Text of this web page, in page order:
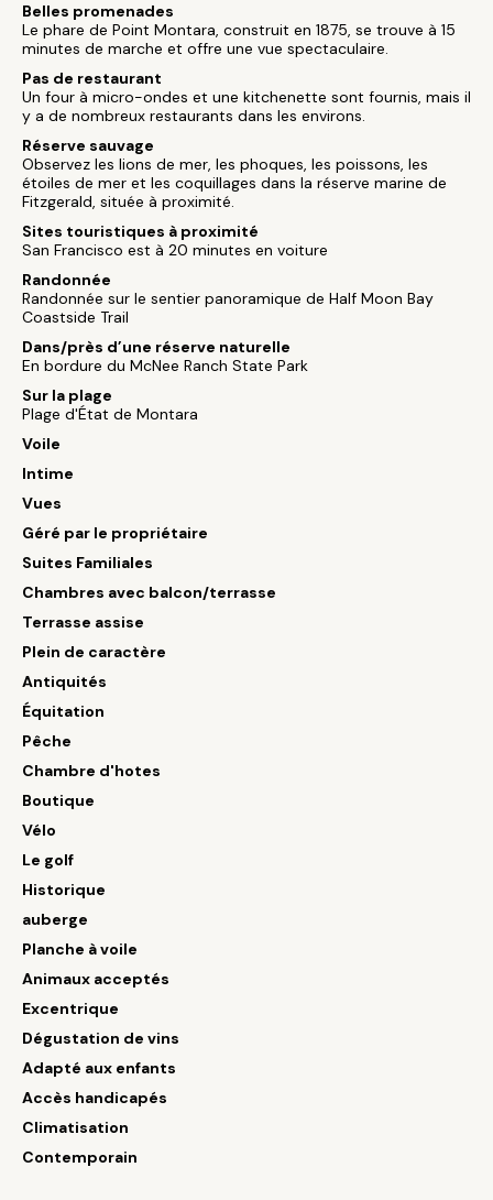
Belles promenades
Le phare de Point Montara, construit en 1875, se trouve à 15
minutes de marche et offre une vue spectaculaire.
Pas de restaurant
Un four à micro-ondes et une kitchenette sont fournis, mais il
y a de nombreux restaurants dans les environs.
Réserve sauvage
Observez les lions de mer, les phoques, les poissons, les
étoiles de mer et les coquillages dans la réserve marine de
Fitzgerald, située à proximité.
Sites touristiques à proximité
San Francisco est à 20 minutes en voiture
Randonnée
Randonnée sur le sentier panoramique de Half Moon Bay
Coastside Trail
Dans/près d’une réserve naturelle
En bordure du McNee Ranch State Park
Sur la plage
Plage d'État de Montara
Voile
Intime
Vues
Géré par le propriétaire
Suites Familiales
Chambres avec balcon/terrasse
Terrasse assise
Plein de caractère
Antiquités
Équitation
Pêche
Chambre d'hotes
Boutique
Vélo
Le golf
Historique
auberge
Planche à voile
Animaux acceptés
Excentrique
Dégustation de vins
Adapté aux enfants
Accès handicapés
Climatisation
Contemporain